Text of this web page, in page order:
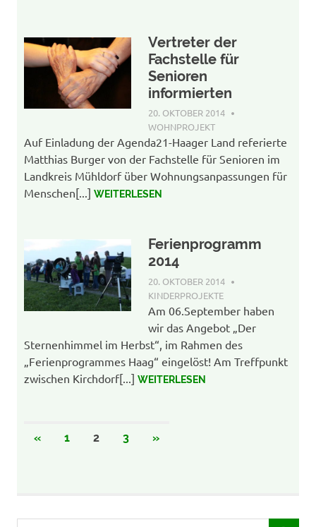
Vertreter der
Fachstelle für
Senioren
informierten
20. OKTOBER 2014
WOHNPROJEKT
Auf Einladung der Agenda21-Haager Land referierte
Matthias Burger von der Fachstelle für Senioren im
Landkreis Mühldorf über Wohnungsanpassungen für
Menschen[...] WEITERLESEN
Ferienprogramm
2014
20. OKTOBER 2014
KINDERPROJEKTE
Am 06.September haben
wir das Angebot „Der
Sternenhimmel im Herbst“, im Rahmen des
„Ferienprogrammes Haag“ eingelöst! Am Treffpunkt
zwischen Kirchdorf[...] WEITERLESEN
Beitrags-
«VORHERIGE
1 2 3
NÄCHSTE
»